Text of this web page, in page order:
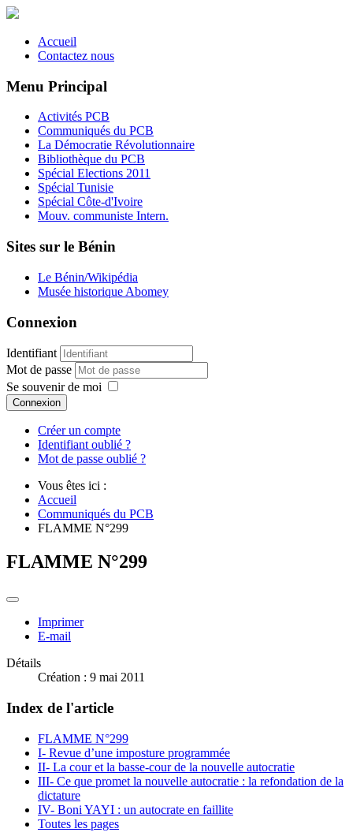
Accueil
Contactez nous
Menu Principal
Activités PCB
Communiqués du PCB
La Démocratie Révolutionnaire
Bibliothèque du PCB
Spécial Elections 2011
Spécial Tunisie
Spécial Côte-d'Ivoire
Mouv. communiste Intern.
Sites sur le Bénin
Le Bénin/Wikipédia
Musée historique Abomey
Connexion
Identifiant
Mot de passe
Se souvenir de moi
Connexion
Créer un compte
Identifiant oublié ?
Mot de passe oublié ?
Vous êtes ici :
Accueil
Communiqués du PCB
FLAMME N°299
FLAMME N°299
Imprimer
E-mail
Détails
Création : 9 mai 2011
Index de l'article
FLAMME N°299
I- Revue d’une imposture programmée
II- La cour et la basse-cour de la nouvelle autocratie
III- Ce que promet la nouvelle autocratie : la refondation de la
dictature
IV- Boni YAYI : un autocrate en faillite
Toutes les pages